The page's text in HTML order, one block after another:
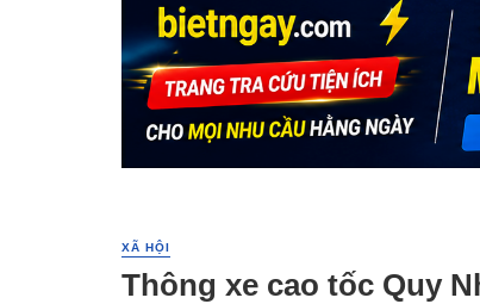
XÃ HỘI
Thông xe cao tốc Quy